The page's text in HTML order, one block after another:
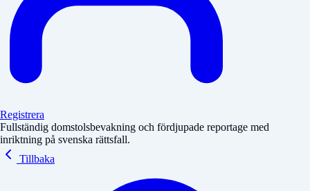
Registrera
Fullständig domstolsbevakning och fördjupade reportage med
inriktning på svenska rättsfall.
Tillbaka